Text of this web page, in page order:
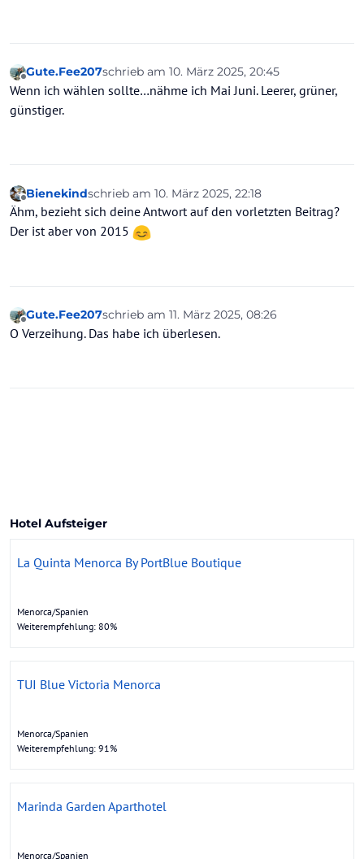
Offline
Gute.Fee207schrieb am 10. März 2025, 20:45
zuletzt editiert von
Wenn ich wählen sollte…nähme ich Mai Juni. Leerer, grüner,
günstiger.
Offline
Bienekindschrieb am 10. März 2025, 22:18
zuletzt editiert von
Ähm, bezieht sich deine Antwort auf den vorletzten Beitrag?
Der ist aber von 2015
Offline
Gute.Fee207schrieb am 11. März 2025, 08:26
zuletzt editiert von
O Verzeihung. Das habe ich überlesen.
Hotel Aufsteiger
La Quinta Menorca By PortBlue Boutique
Menorca/Spanien
Weiterempfehlung: 80%
TUI Blue Victoria Menorca
Menorca/Spanien
Weiterempfehlung: 91%
Marinda Garden Aparthotel
Menorca/Spanien